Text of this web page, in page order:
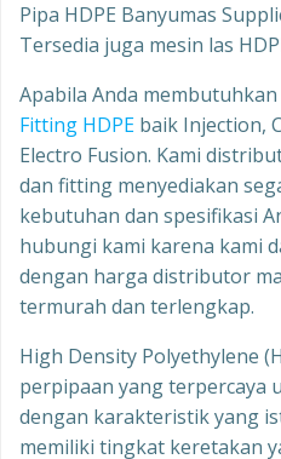
Pipa HDPE Banyumas
Tersedia juga mesin las
Apabila Anda
Fitting HDPE baik Injection,
Electro Fusion. Kami
dan fitting menyediakan
kebutuhan dan spesifikasi
hubungi kami karena kami
dengan harga distributor
termurah dan terlengkap.
High Density Polyethylene
perpipaan yang terpercaya
dengan karakteristik yang
memiliki tingkat keretakan